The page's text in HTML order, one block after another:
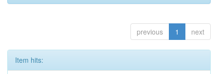
previous 1 next
Item hits: